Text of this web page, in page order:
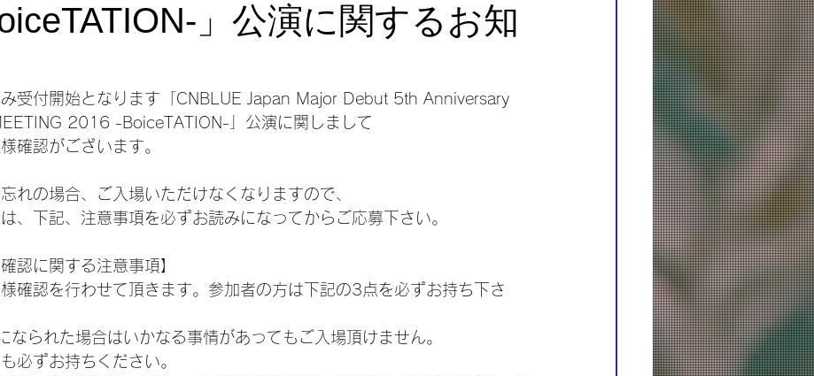
」公演に関するお知
受付開始となります「CNBLUE Japan Major Debut 5th Anniversary
2016 -BoiceTATION-」公演に関しまして
確認がございます。
れの場合、ご入場いただけなくなりますので、
、下記、注意事項を必ずお読みになってからご応募下さい。
認に関する注意事項】
確認を行わせて頂きます。参加者の方は下記の3点を必ずお持ち下さ
られた場合はいかなる事情があってもご入場頂けません。
必ずお持ちください。